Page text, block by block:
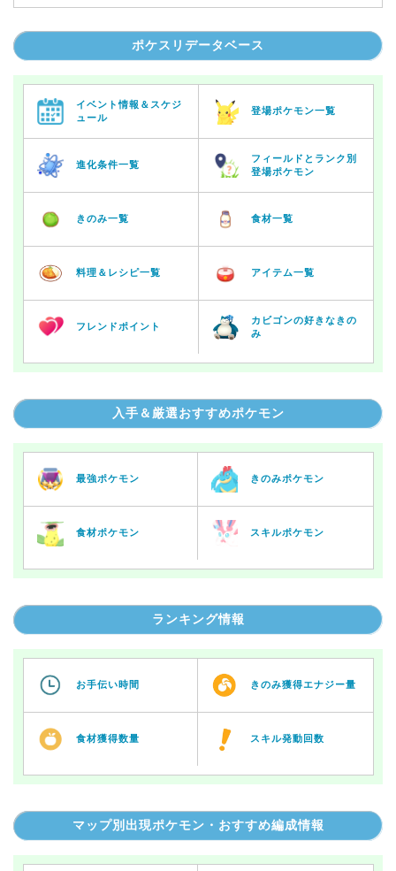
ポケスリデータベース
イベント情報＆スケジ
ュール
登場ポケモン一覧
進化条件一覧
フィールドとランク別
登場ポケモン
きのみ一覧 食材一覧
料理＆レシピ一覧 アイテム一覧
フレンドポイント
カビゴンの好きなきの
み
入手＆厳選おすすめポケモン
最強ポケモン きのみポケモン
食材ポケモン スキルポケモン
ランキング情報
お手伝い時間 きのみ獲得エナジー量
食材獲得数量 スキル発動回数
マップ別出現ポケモン・おすすめ編成情報